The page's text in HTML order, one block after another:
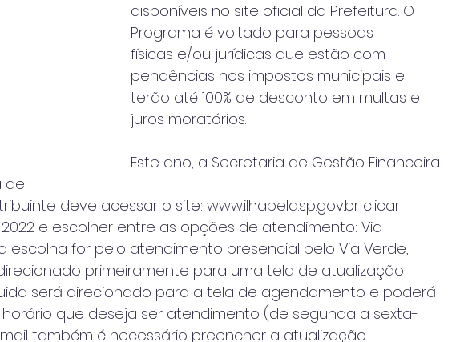
disponíveis no site oficial da Prefeitura. O
Programa é voltado para pessoas
físicas e/ou jurídicas que estão com
pendências nos impostos municipais e
terão até 100% de desconto em multas e
juros moratórios.
Este ano, a Secretaria de Gestão Financeira
de
deve acessar o site: www.ilhabela.sp.gov.br clicar
e escolher entre as opções de atendimento: Via
escolha for pelo atendimento presencial pelo Via Verde,
primeiramente para uma tela de atualização
será direcionado para a tela de agendamento e poderá
que deseja ser atendimento (de segunda a sexta-
mail também é necessário preencher a atualização